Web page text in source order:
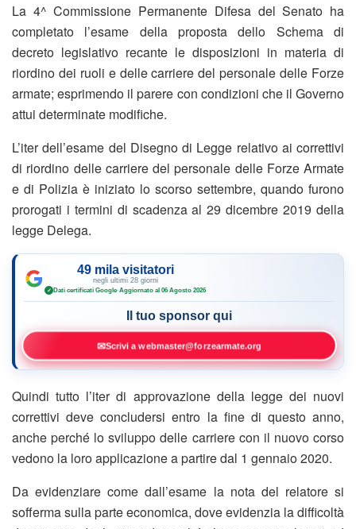
La 4^ Commissione Permanente Difesa del Senato ha
completato l’esame della proposta dello Schema di
decreto legislativo recante le disposizioni in materia di
riordino dei ruoli e delle carriere del personale delle Forze
armate; esprimendo il parere con condizioni che il Governo
attui determinate modifiche.
L’iter dell’esame del Disegno di Legge relativo ai correttivi
di riordino delle carriere del personale delle Forze Armate
e di Polizia è iniziato lo scorso settembre, quando furono
prorogati i termini di scadenza al 29 dicembre 2019 della
legge Delega.
49 mila visitatori
negli ultimi 28 giorni
✓ Dati certificati Google·Aggiornato al 06 Agosto 2026
Il tuo sponsor qui
✉Scrivi a webmaster@forzearmate.org
Quindi tutto l’iter di approvazione della legge dei nuovi
correttivi deve concludersi entro la fine di questo anno,
anche perché lo sviluppo delle carriere con il nuovo corso
vedono la loro applicazione a partire dal 1 gennaio 2020.
Da evidenziare come dall’esame la nota del relatore si
sofferma sulla parte economica, dove evidenzia la difficoltà